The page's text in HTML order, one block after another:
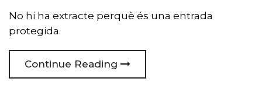
No hi ha extracte perquè és una entrada
protegida.
Continue Reading